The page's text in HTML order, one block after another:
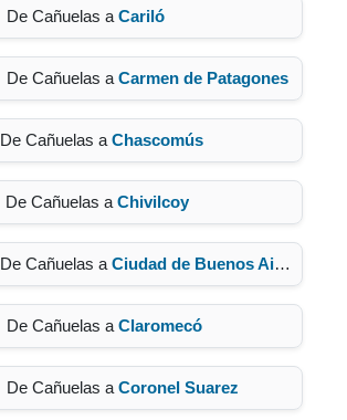
De Cañuelas a Cariló
De Cañuelas a Carmen de Patagones
De Cañuelas a Chascomús
De Cañuelas a Chivilcoy
De Cañuelas a Ciudad de Buenos Aires
De Cañuelas a Claromecó
De Cañuelas a Coronel Suarez